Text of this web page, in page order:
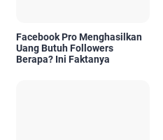
Facebook Pro Menghasilkan
Uang Butuh Followers
Berapa? Ini Faktanya